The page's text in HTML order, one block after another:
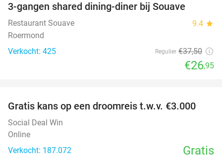
3-gangen shared dining-diner bij Souave
Restaurant Souave 9.4 star
Roermond
Verkocht: 425
Regulier €37,50
€26,95
Gratis kans op een droomreis t.w.v. €3.000
Social Deal Win
Online
Verkocht: 187.072
Gratis